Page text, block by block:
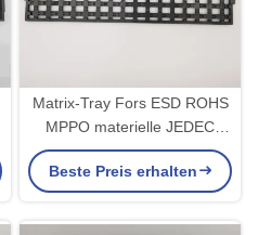
Matrix-Tray Fors ESD ROHS
MPPO materielle JEDEC
elektronische Bauelemente
Beste Preis erhalten